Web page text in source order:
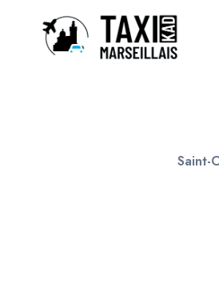
Saint-